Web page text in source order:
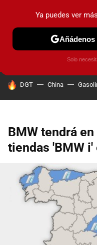
PRUEBAS COCHES
HOY SE HABLA DE
DGT China
BMW tendrá
tiendas 'BMW
Ya puedes ver
Solo